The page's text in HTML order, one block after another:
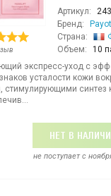
Артикул:
Бренд:
Payot
Страна:
Объем:
10
экспресс-уход с
усталости кожи
стимулирующими синтез
НЕТ В
не поступает c